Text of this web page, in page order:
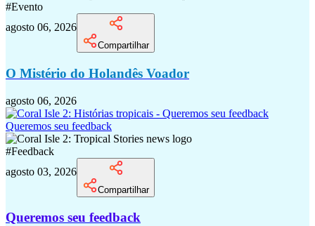
#Evento
agosto 06, 2026
Compartilhar
O Mistério do Holandês Voador
agosto 06, 2026
Queremos seu feedback
#Feedback
agosto 03, 2026
Compartilhar
Queremos seu feedback